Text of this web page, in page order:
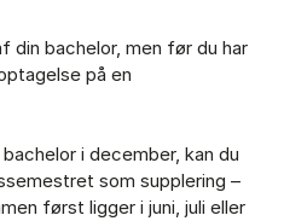
din bachelor, men før du har
på en
i december, kan du
som supplering –
først ligger i juni, juli eller